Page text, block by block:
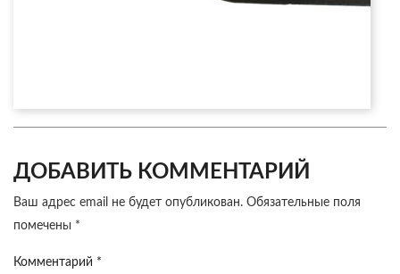
ДОБАВИТЬ КОММЕНТАРИЙ
Ваш адрес email не будет опубликован. Обязательные поля
помечены *
Комментарий *